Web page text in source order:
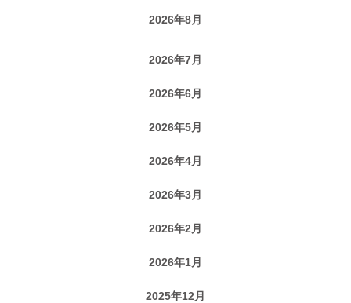
2026年8月
2026年7月
2026年6月
2026年5月
2026年4月
2026年3月
2026年2月
2026年1月
2025年12月